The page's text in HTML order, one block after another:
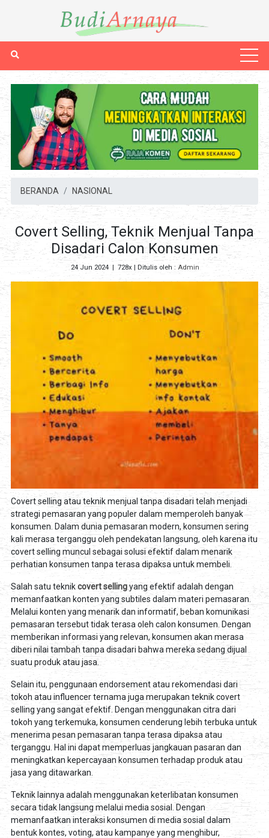
BERANDA NASIONAL
Covert Selling, Teknik Menjual Tanpa
Disadari Calon Konsumen
24 Jun 2024 728x | Ditulis oleh :Admin
Covert selling atau teknik menjual tanpa disadari telah menjadi
strategi pemasaran yang populer dalam memperoleh banyak
konsumen. Dalam dunia pemasaran modern, konsumen sering
kali merasa terganggu oleh pendekatan langsung, oleh karena itu
covert selling muncul sebagai solusi efektif dalam menarik
perhatian konsumen tanpa terasa dipaksa untuk membeli.
Salah satu teknikcovert sellingyang efektif adalah dengan
memanfaatkan konten yang subtiles dalam materi pemasaran.
Melalui konten yang menarik dan informatif, beban komunikasi
pemasaran tersebut tidak terasa oleh calon konsumen. Dengan
memberikan informasi yang relevan, konsumen akan merasa
diberi nilai tambah tanpa disadari bahwa mereka sedang dijual
suatu produk atau jasa.
Selain itu, penggunaan endorsement atau rekomendasi dari
tokoh atau influencer ternama juga merupakan teknik covert
selling yang sangat efektif. Dengan menggunakan citra dari
tokoh yang terkemuka, konsumen cenderung lebih terbuka untuk
menerima pesan pemasaran tanpa terasa dipaksa atau
terganggu. Hal ini dapat memperluas jangkauan pasaran dan
meningkatkan kepercayaan konsumen terhadap produk atau
jasa yang ditawarkan.
Teknik lainnya adalah menggunakan keterlibatan konsumen
secara tidak langsung melalui media sosial. Dengan
memanfaatkan interaksi konsumen di media sosial dalam
bentuk kontes, voting, atau kampanye yang menghibur,